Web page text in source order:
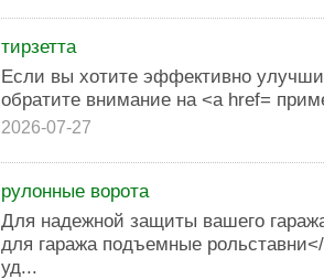
тирзетта
Если вы хотите эффективно
обратите внимание на <a href=
2026-07-27
рулонные ворота
Для надежной защиты вашего
для гаража подъемные
уд...